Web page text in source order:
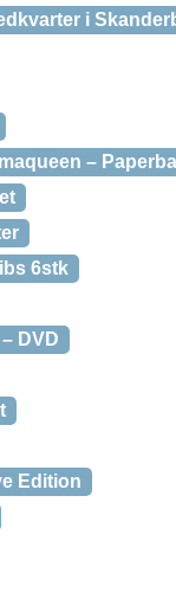
i
–
6stk
DVD
Edition